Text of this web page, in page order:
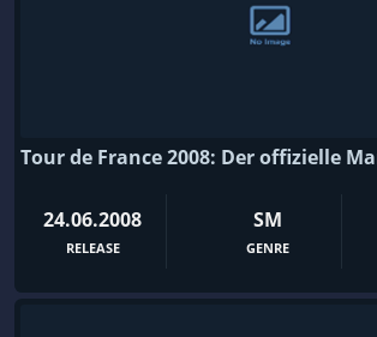
Tour de France 2008: Der offizielle
24.06.2008
RELEASE
SM
GENRE